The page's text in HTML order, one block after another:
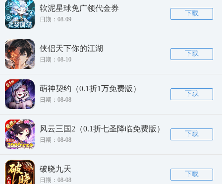
软泥星球免广领代金券
日期：08-09
下载
侠侣天下你的江湖
日期：08-10
下载
萌神契约（0.1折1万免费版）
日期：08-08
下载
风云三国2（0.1折七圣降临免费版）
日期：08-08
下载
破晓九天
日期：08-08
下载